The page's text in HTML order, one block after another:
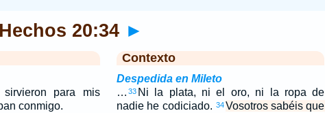
Hechos 20:34 ►
para mis
conmigo.
Contexto
Despedida en Mileto
… 33 Ni la plata, ni el oro, ni la ropa de
nadie he codiciado. 34Vosotros sabéis que